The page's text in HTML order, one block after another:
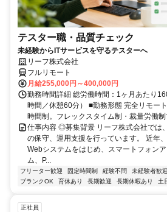
テスター職・品質チェック
未経験からITサービスを守るテスターへ
リーフ株式会社
フルリモート
月給255,000円～400,000円
勤務時間詳細 総労働時間：1ヶ月あたり
時間／休憩60分） ■勤務形態 完全リモー
時間制。フレックスタイム制・裁量労働
仕事内容 ◎募集背景 リーフ株式会社では
の保守、運用支援を行っています。 近年
Webシステムをはじめ、スマートフォン
ム、P...
フリーター歓迎 固定時間制 経験不問 未経験者歓迎
ブランクOK
育休あり 長期歓迎 長期休暇あり 土
正社員